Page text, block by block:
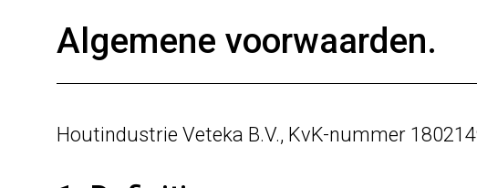
Algemene voorwaarden.
Houtindustrie Veteka B.V., KvK-nummer